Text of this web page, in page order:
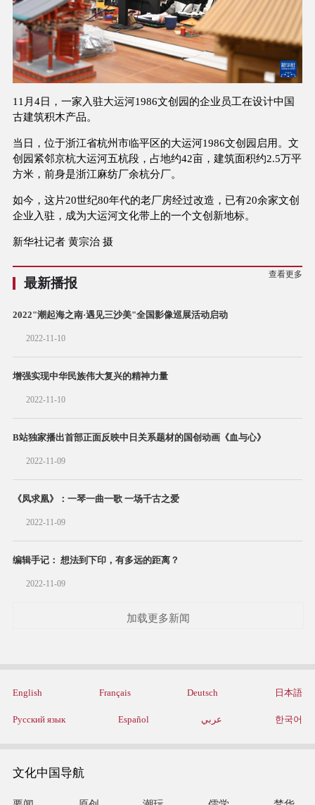
11月4日，一家入驻大运河1986文创园的企业员工在设计中国
古建筑积木产品。
当日，位于浙江省杭州市临平区的大运河1986文创园启用。文
创园紧邻京杭大运河五杭段，占地约42亩，建筑面积约2.5万平
方米，前身是浙江麻纺厂余杭分厂。
如今，这片20世纪80年代的老厂房经过改造，已有20余家文创
企业入驻，成为大运河文化带上的一个文创新地标。
新华社记者 黄宗治 摄
最新播报
查看更多
2022"潮起海之南·遇见三沙美"全国影像巡展活动启动
2022-11-10
增强实现中华民族伟大复兴的精神力量
2022-11-10
B站独家播出首部正面反映中日关系题材的国创动画《血与心》
2022-11-09
《凤求凰》：一琴一曲一歌 一场千古之爱
2022-11-09
编辑手记： 想法到下印，有多远的距离？
2022-11-09
加载更多新闻
English Français Deutsch 日本語
Русский язык Español عربي 한국어
文化中国导航